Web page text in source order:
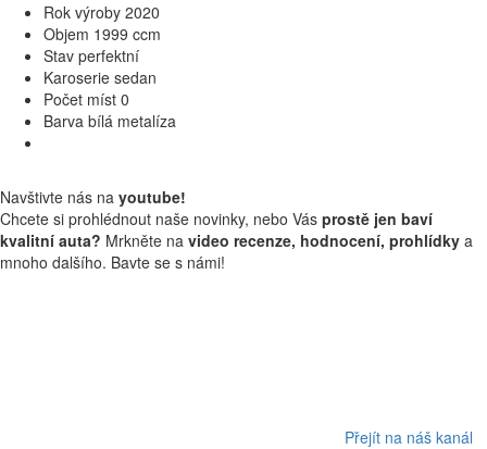
Rok výroby 2020
Objem 1999 ccm
Stav perfektní
Karoserie sedan
Počet míst 0
Barva bílá metalíza
Navštivte nás na youtube!
Chcete si prohlédnout naše novinky, nebo Vás prostě jen baví
kvalitní auta? Mrkněte na video recenze, hodnocení, prohlídky a
mnoho dalšího. Bavte se s námi!
Přejít na náš kanál